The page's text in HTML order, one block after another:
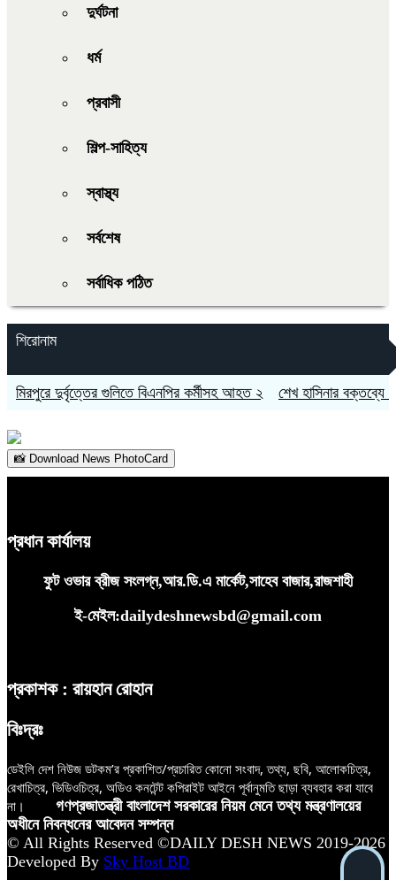
দুর্ঘটনা
ধর্ম
প্রবাসী
শিল্প-সাহিত্য
স্বাস্থ্য
সর্বশেষ
সর্বাধিক পঠিত
শিরোনাম
মিরপুরে দুর্বৃত্তের গুলিতে বিএনপির কর্মীসহ আহত ২ শেখ হাসিনার বক্তব্যে
📸 Download News PhotoCard
প্রধান কার্যালয়
ফুট ওভার ব্রীজ সংলগ্ন,আর.ডি.এ মার্কেট,সাহেব বাজার,রাজশাহী
ই-মেইল:dailydeshnewsbd@gmail.com
প্রকাশক : রায়হান রোহান
বিঃদ্রঃ
ডেইলি দেশ নিউজ ডটকম’র প্রকাশিত/প্রচারিত কোনো সংবাদ, তথ্য, ছবি, আলোকচিত্র,
রেখাচিত্র, ভিডিওচিত্র, অডিও কনটেন্ট কপিরাইট আইনে পূর্বানুমতি ছাড়া ব্যবহার করা যাবে
না।
গণপ্রজাতন্ত্রী বাংলাদেশ সরকারের নিয়ম মেনে তথ্য মন্ত্রণালয়ের
অধীনে নিবন্ধনের আবেদন সম্পন্ন
© All Rights Reserved ©DAILY DESH NEWS 2019-2026
Developed By Sky Host BD